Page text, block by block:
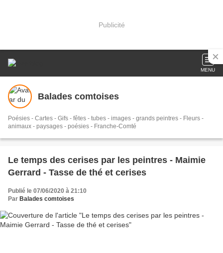
Publicité
MENU
Balades comtoises
Poésies - Cartes - Gifs - fêtes - tubes - images - grands peintres - Fleurs -
animaux - paysages - poésies - Franche-Comté
Le temps des cerises par les peintres - Maimie
Gerrard - Tasse de thé et cerises
Publié le 07/06/2020 à 21:10
Par Balades comtoises